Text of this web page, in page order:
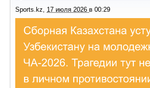
Sports.kz 17 июля 2026 в 00:29